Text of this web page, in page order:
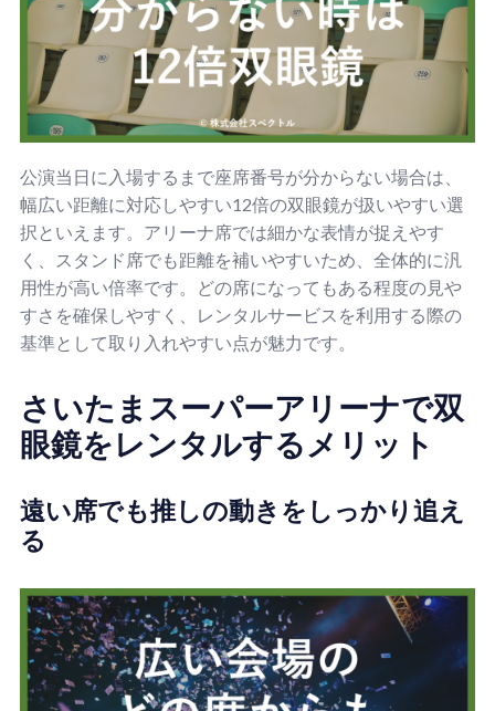
公演当日に入場するまで座席番号が分からない場合は、
幅広い距離に対応しやすい12倍の双眼鏡が扱いやすい選
択といえます。アリーナ席では細かな表情が捉えやす
く、スタンド席でも距離を補いやすいため、全体的に汎
用性が高い倍率です。どの席になってもある程度の見や
すさを確保しやすく、レンタルサービスを利用する際の
基準として取り入れやすい点が魅力です。
さいたまスーパーアリーナで双
眼鏡をレンタルするメリット
遠い席でも推しの動きをしっかり追え
る